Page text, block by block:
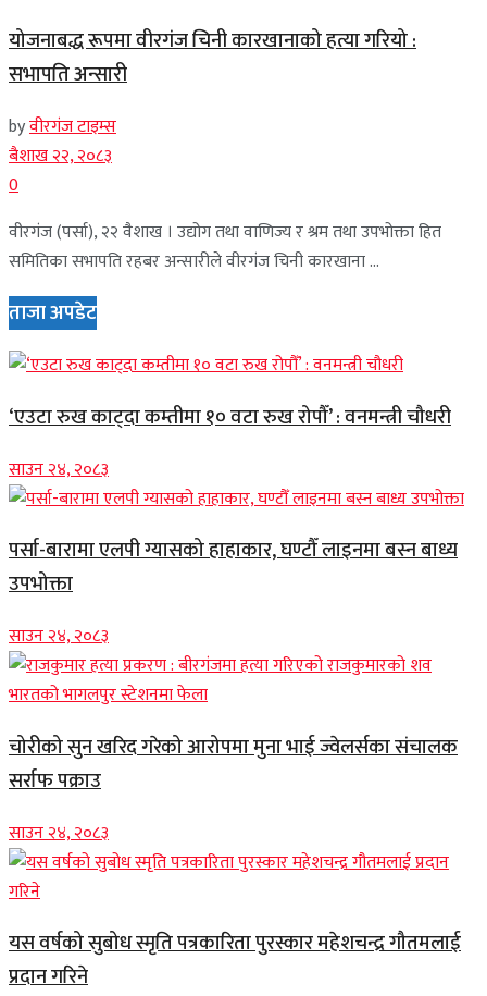
योजनाबद्ध रूपमा वीरगंज चिनी कारखानाको हत्या गरियो :
सभापति अन्सारी
byवीरगंज टाइम्स
बैशाख २२, २०८३
0
वीरगंज (पर्सा), २२ वैशाख । उद्योग तथा वाणिज्य र श्रम तथा उपभोक्ता हित
समितिका सभापति रहबर अन्सारीले वीरगंज चिनी कारखाना ...
ताजा अपडेट
‘एउटा रुख काट्दा कम्तीमा १० वटा रुख रोपौँ’ : वनमन्त्री चौधरी
साउन २४, २०८३
पर्सा-बारामा एलपी ग्यासको हाहाकार, घण्टौँ लाइनमा बस्न बाध्य
उपभोक्ता
साउन २४, २०८३
चोरीको सुन खरिद गरेको आरोपमा मुना भाई ज्वेलर्सका संचालक
सर्राफ पक्राउ
साउन २४, २०८३
यस वर्षको सुबोध स्मृति पत्रकारिता पुरस्कार महेशचन्द्र गौतमलाई
प्रदान गरिने